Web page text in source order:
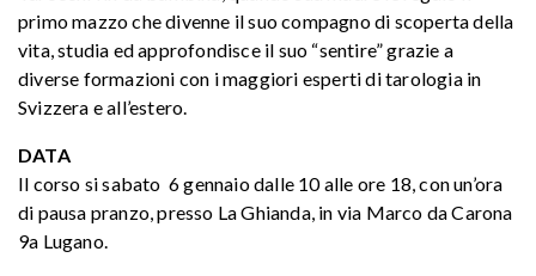
primo mazzo che divenne il suo compagno di scoperta della
vita, studia ed approfondisce il suo “sentire” grazie a
diverse formazioni con i maggiori esperti di tarologia in
Svizzera e all’estero.
DATA
Il corso si sabato 6 gennaio dalle 10 alle ore 18, con un’ora
di pausa pranzo, presso La Ghianda, in via Marco da Carona
9a Lugano.